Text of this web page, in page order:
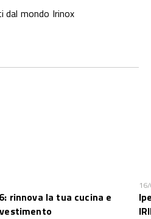
mondo Irinox
rinnova la tua cucina e